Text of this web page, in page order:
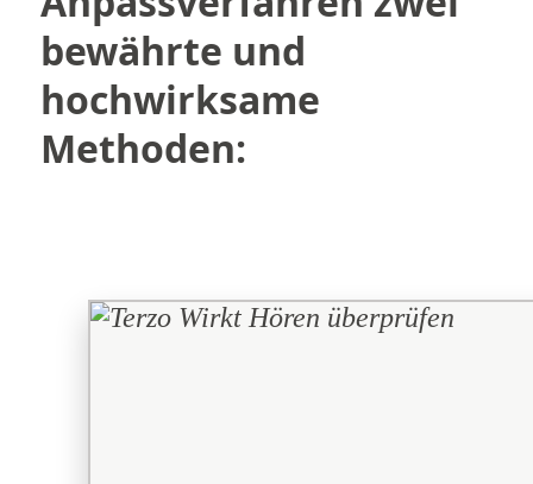
bewährte und
hochwirksame
Methoden: